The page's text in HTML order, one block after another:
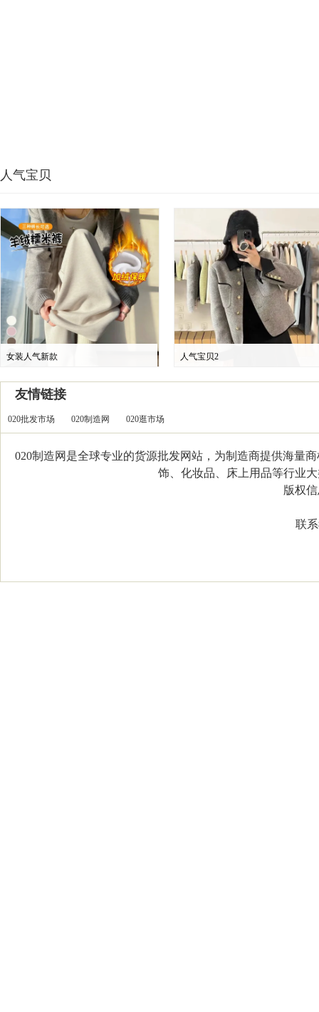
人气宝贝
女装人气新款 人气宝贝2
友情链接
020批发市场 020制造网 020逛市场
020制造网是全球专业的货源批发网站，为制造商提供海量
饰、化妆品、床上用品等行业
版权信
联